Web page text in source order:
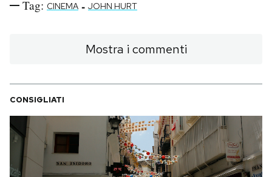
Tag: CINEMA - JOHN HURT
Mostra i commenti
CONSIGLIATI